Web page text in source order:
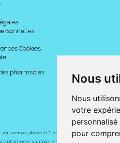
Nous
Nous
votre
pour
corps :
Grâce à la
épouse
plus
visible
Cookies
pharmacies
du-centre-albert.fr " est le site internet de l a
animaux, orthopédie, matériel médical.